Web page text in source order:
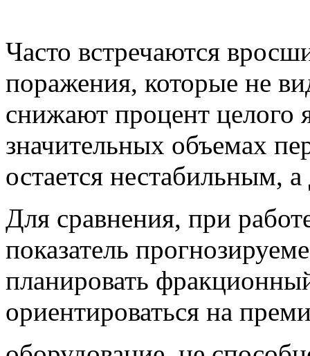
Часто встречаются
поражения, которые не
снижают процент целого
значительных объемах
остается нестабильным,
Для сравнения, при
показатель
планировать
ориентироваться на